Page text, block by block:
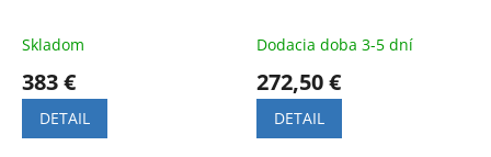
Skladom
383 €
DETAIL
Dodacia doba 3-5 dní
272,50 €
DETAIL